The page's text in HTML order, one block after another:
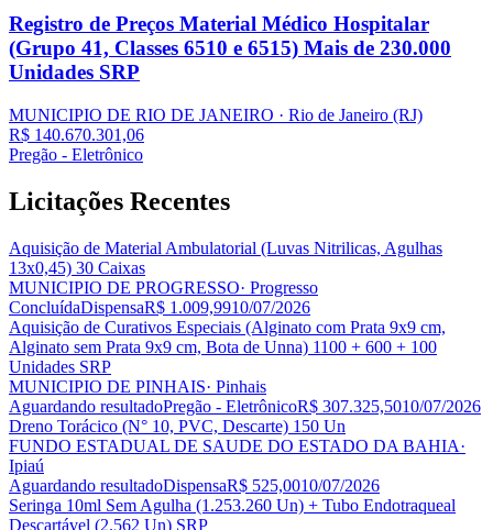
Registro de Preços Material Médico Hospitalar
(Grupo 41, Classes 6510 e 6515) Mais de 230.000
Unidades SRP
MUNICIPIO DE RIO DE JANEIRO · Rio de Janeiro (RJ)
R$ 140.670.301,06
Pregão - Eletrônico
Licitações Recentes
Aquisição de Material Ambulatorial (Luvas Nitrilicas, Agulhas
13x0,45) 30 Caixas
MUNICIPIO DE PROGRESSO· Progresso
ConcluídaDispensaR$ 1.009,9910/07/2026
Aquisição de Curativos Especiais (Alginato com Prata 9x9 cm,
Alginato sem Prata 9x9 cm, Bota de Unna) 1100 + 600 + 100
Unidades SRP
MUNICIPIO DE PINHAIS· Pinhais
Aguardando resultadoPregão - EletrônicoR$ 307.325,5010/07/2026
Dreno Torácico (N° 10, PVC, Descarte) 150 Un
FUNDO ESTADUAL DE SAUDE DO ESTADO DA BAHIA·
Ipiaú
Aguardando resultadoDispensaR$ 525,0010/07/2026
Seringa 10ml Sem Agulha (1.253.260 Un) + Tubo Endotraqueal
Descartável (2.562 Un) SRP